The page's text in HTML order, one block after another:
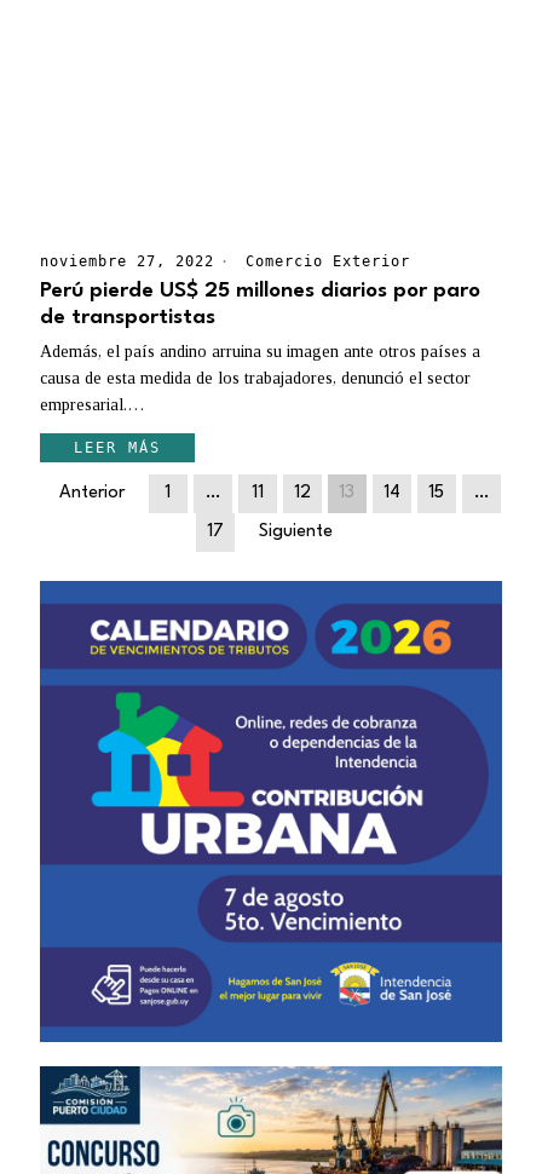
noviembre 27, 2022 Comercio Exterior
Perú pierde US$ 25 millones diarios por paro
de transportistas
Además, el país andino arruina su imagen ante otros países a
causa de esta medida de los trabajadores, denunció el sector
empresarial.…
LEER MÁS
Anterior 1 … 11 12 13 14 15 …
17 Siguiente